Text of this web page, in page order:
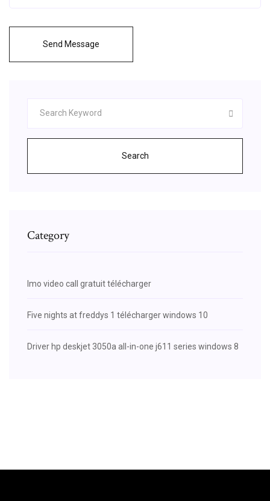
Send Message
Search
Category
Imo video call gratuit télécharger
Five nights at freddys 1 télécharger windows 10
Driver hp deskjet 3050a all-in-one j611 series windows 8